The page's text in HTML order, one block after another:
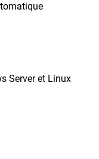
Server et Linux